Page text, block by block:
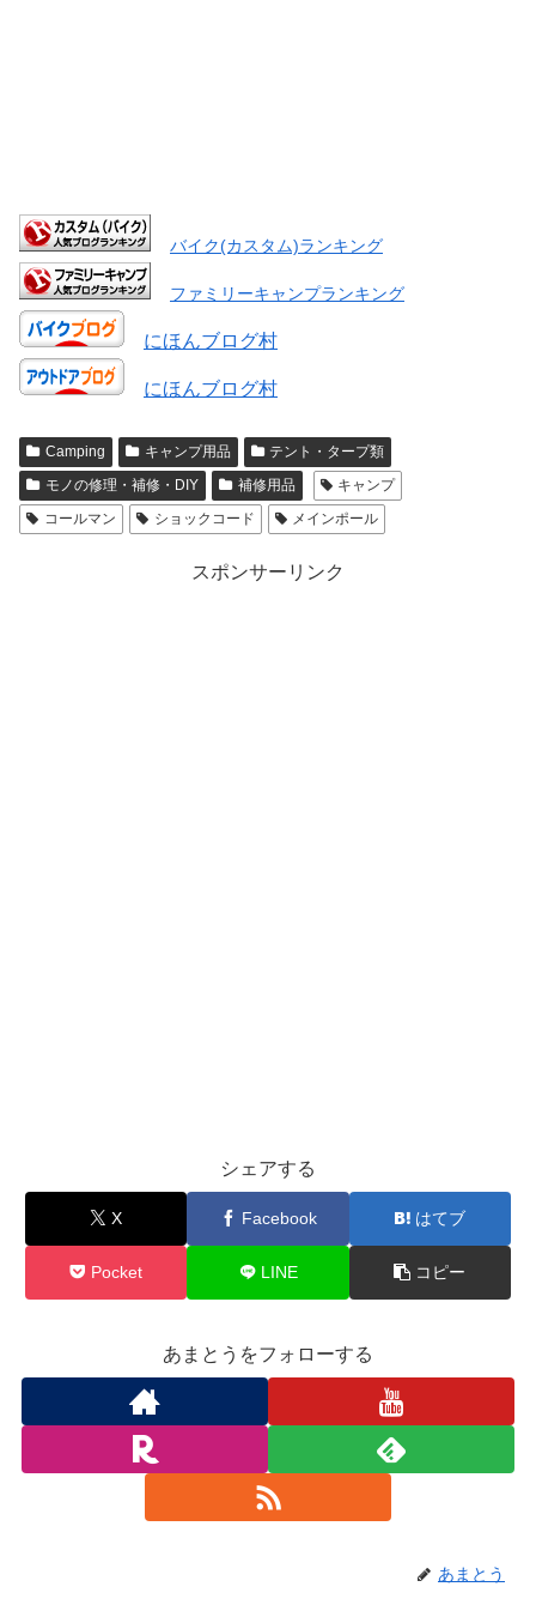
バイク(カスタム)ランキング
ファミリーキャンプランキング
にほんブログ村
にほんブログ村
Camping キャンプ用品
テント・タープ類
モノの修理・補修・DIY
補修用品
キャンプ
コールマン
ショックコード メインポール
スポンサーリンク
シェアする
X Facebook はてブ
Pocket LINE コピー
あまとうをフォローする
あまとう